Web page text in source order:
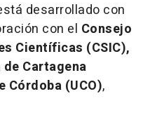
desarrollado con
con el Consejo
Científicas (CSIC),
Cartagena
Córdoba (UCO),